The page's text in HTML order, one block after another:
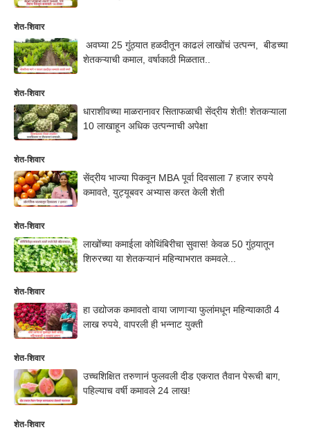
शेत-शिवार
अवघ्या 25 गुंठ्यात हळदीतून काढलं लाखोंचं उत्पन्न, बीडच्या
शेतकऱ्याची कमाल, वर्षाकाठी मिळतात..
शेत-शिवार
धाराशीवच्या माळरानावर सिताफळाची सेंद्रीय शेती! शेतकऱ्याला
10 लाखाहून अधिक उत्पन्नाची अपेक्षा
शेत-शिवार
सेंद्रीय भाज्या पिकवून MBA पूर्वा दिवसाला 7 हजार रुपये
कमावते, युट्यूबवर अभ्यास करत केली शेती
शेत-शिवार
लाखोंच्या कमाईला कोथिंबिरीचा सुवास! केवळ 50 गुंठ्यातून
शिरुरच्या या शेतकऱ्यानं महिन्याभरात कमवले...
शेत-शिवार
हा उद्योजक कमावतो वाया जाणाऱ्या फुलांमधून महिन्याकाठी 4
लाख रुपये, वापरली ही भन्नाट युक्ती
शेत-शिवार
उच्चशिक्षित तरुणानं फुलवली दीड एकरात तैवान पेरूची बाग,
पहिल्याच वर्षी कमावले 24 लाख!
शेत-शिवार